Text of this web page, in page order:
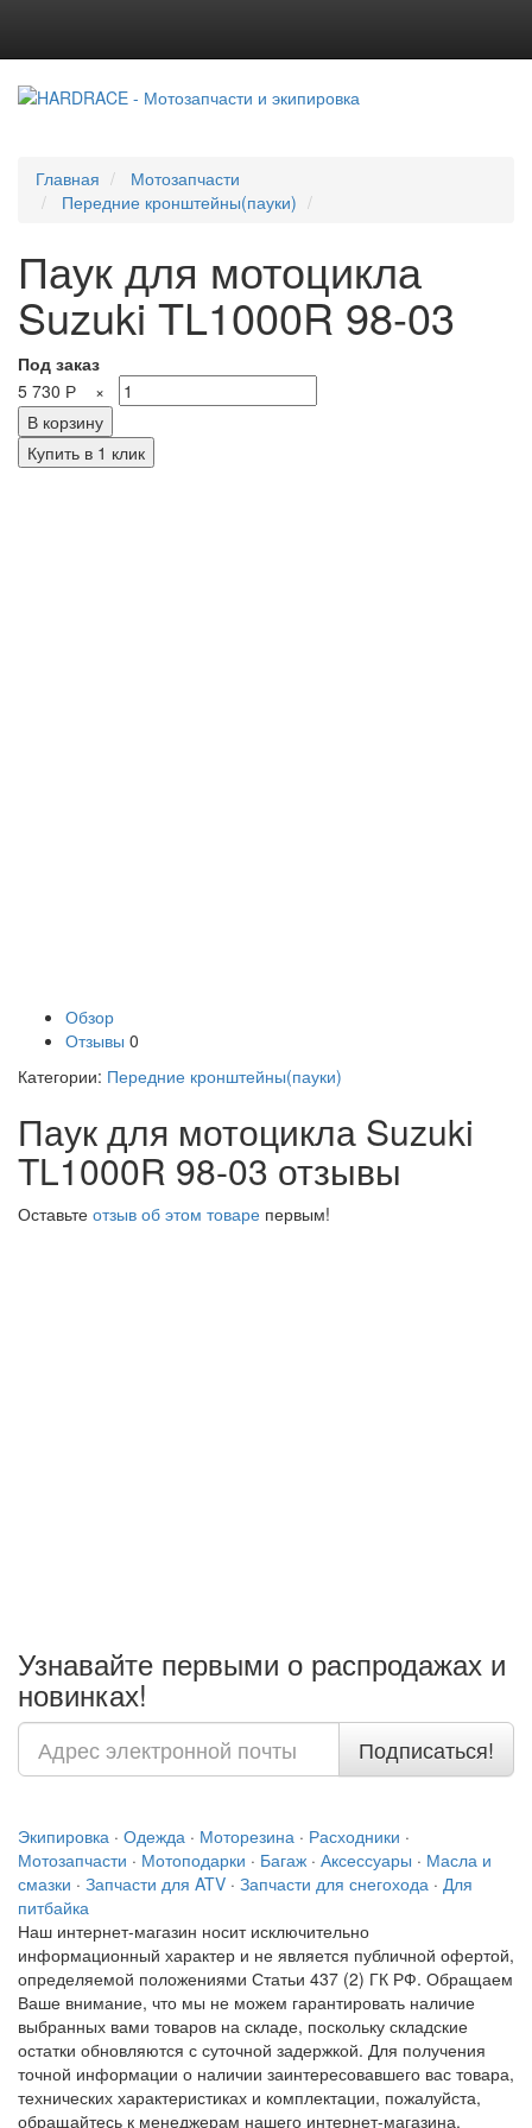
Главная
Мотозапчасти
Передние кронштейны(пауки)
Паук для мотоцикла
Suzuki TL1000R 98-03
Под заказ
5 730 Р ×
Обзор
Отзывы 0
Категории: Передние кронштейны(пауки)
Паук для мотоцикла Suzuki
TL1000R 98-03 отзывы
Оставьте отзыв об этом товаре первым!
Узнавайте первыми о распродажах и
новинках!
Подписаться!
Экипировка · Одежда · Моторезина · Расходники ·
Мотозапчасти · Мотоподарки · Багаж · Аксессуары · Масла и
смазки · Запчасти для ATV · Запчасти для снегохода · Для
питбайка
Наш интернет-магазин носит исключительно
информационный характер и не является публичной офертой,
определяемой положениями Статьи 437 (2) ГК РФ. Обращаем
Ваше внимание, что мы не можем гарантировать наличие
выбранных вами товаров на складе, поскольку складские
остатки обновляются с суточной задержкой. Для получения
точной информации о наличии заинтересовавшего вас товара,
технических характеристиках и комплектации, пожалуйста,
обращайтесь к менеджерам нашего интернет-магазина.